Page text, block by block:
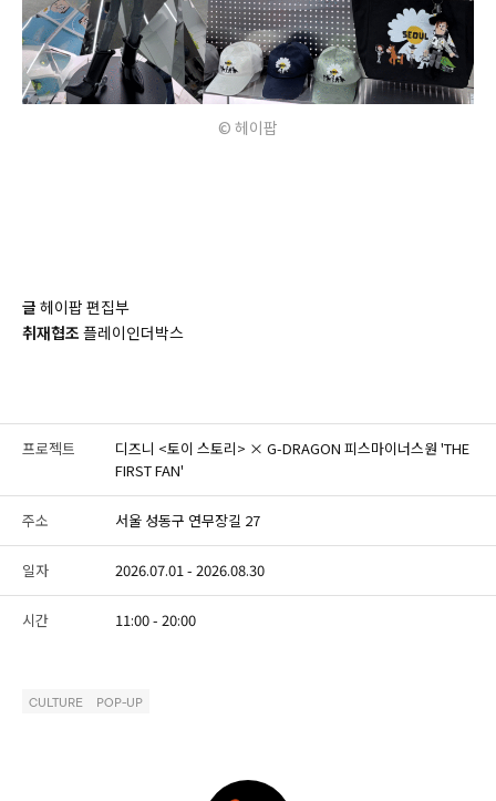
© 헤이팝
글 헤이팝 편집부
취재협조 플레이인더박스
프로젝트
디즈니 <토이 스토리> × G-DRAGON 피스마이너스원 'THE
FIRST FAN'
주소 서울 성동구 연무장길 27
일자 2026.07.01 - 2026.08.30
시간 11:00 - 20:00
CULTURE POP-UP